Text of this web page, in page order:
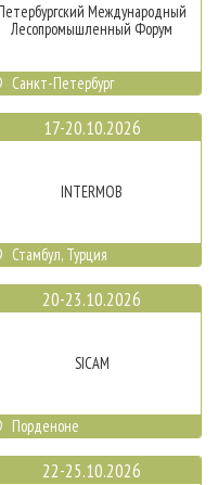
Международный
Лесопромышленный Форум
Санкт-Петербург
17-20.10.2026
INTERMOB
Стамбул, Турция
20-23.10.2026
SICAM
Порденоне
22-25.10.2026